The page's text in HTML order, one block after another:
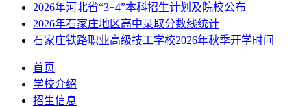
2026年河北省“3+4”本科招生计划及院校公布
2026年石家庄地区高中录取分数线统计
石家庄铁路职业高级技工学校2026年秋季开学时间
首页
学校介绍
招生信息